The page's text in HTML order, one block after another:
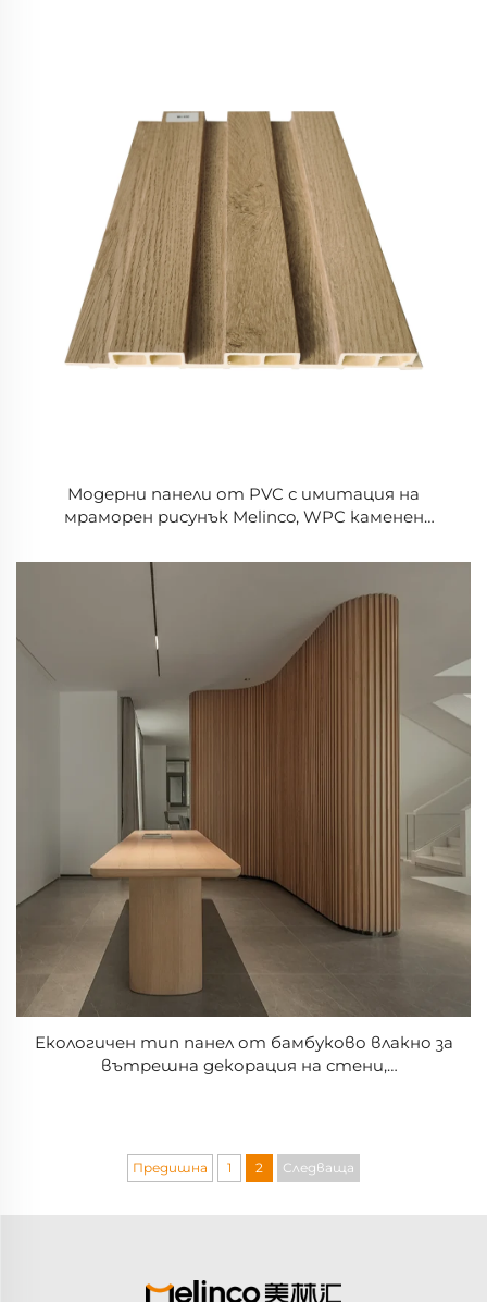
Модерни панели от PVC с имитация на
мраморен рисунък Melinco, WPC каменен
водонепроницаем и огнестоен за вътрешен
Екологичен тип панел от бамбуково влакно за
вътрешна декорация на стени,
Предишна 1 2 Следваща